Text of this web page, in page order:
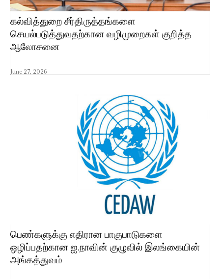
கல்வித்துறை சீர்திருத்தங்களை
செயல்படுத்துவதற்கான வழிமுறைகள் குறித்த
ஆலோசனை
June 27, 2026
பெண்களுக்கு எதிரான பாகுபாடுகளை
ஒழிப்பதற்கான ஐ.நாவின் குழுவில் இலங்கையின்
அங்கத்துவம்